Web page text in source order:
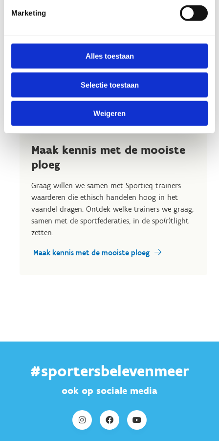
Marketing
Alles toestaan
Selectie toestaan
Weigeren
Maak kennis met de mooiste
ploeg
Graag willen we samen met Sportieq trainers
waarderen die ethisch handelen hoog in het
vaandel dragen. Ontdek welke trainers we graag,
samen met de sportfederaties, in de spo(r)tlight
zetten.
Maak kennis met de mooiste ploeg
#sportersbelevenmeer
ook op sociale media